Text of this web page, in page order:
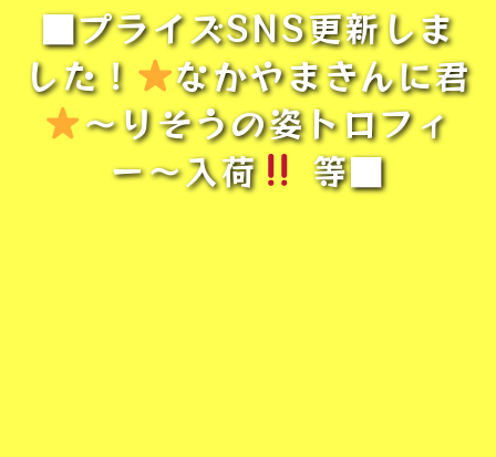
■プライズSNS更新しま
した！
なかやまきんに君
〜りそうの姿トロフィ
ー〜入荷
等■